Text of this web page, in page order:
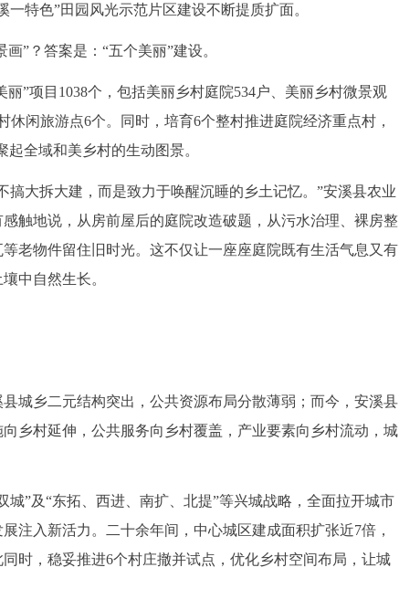
特色”田园风光示范片区建设不断提质扩面。
”？答案是：“五个美丽”建设。
”项目1038个，包括美丽乡村庭院534户、美丽乡村微景观
闲旅游点6个。同时，培育6个整村推进庭院经济重点村，
全域和美乡村的生动图景。
大拆大建，而是致力于唤醒沉睡的乡土记忆。”安溪县农业
触地说，从房前屋后的庭院改造破题，从污水治理、裸房整
老物件留住旧时光。这不仅让一座座庭院既有生活气息又有
中自然生长。
城乡二元结构突出，公共资源布局分散薄弱；而今，安溪县
乡村延伸，公共服务向乡村覆盖，产业要素向乡村流动，城
”及“东拓、西进、南扩、北提”等兴城战略，全面拉开城市
注入新活力。二十余年间，中心城区建成面积扩张近7倍，
时，稳妥推进6个村庄撤并试点，优化乡村空间布局，让城